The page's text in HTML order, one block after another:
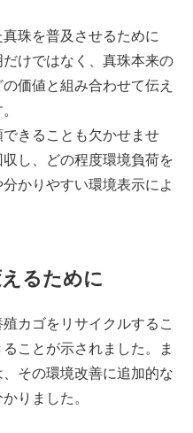
珠を普及させるために
けではなく、真珠本来の
価値と組み合わせて伝え
きることも欠かせませ
し、どの程度環境負荷を
かりやすい環境表示によ
るために
カゴをリサイクルするこ
ことが示されました。ま
その環境改善に追加的な
りました。